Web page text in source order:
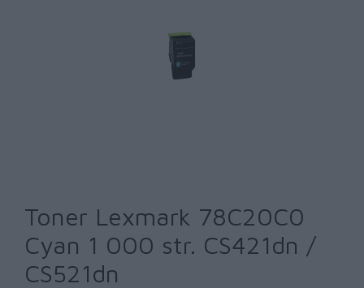
Toner Lexmark 78C20C0
Cyan 1 000 str. CS421dn /
CS521dn